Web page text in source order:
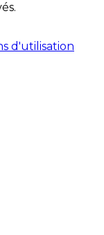
.
d'utilisation